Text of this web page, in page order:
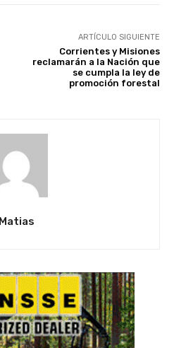
ARTÍCULO SIGUIENTE
Corrientes y Misiones
reclamarán a la Nación que
se cumpla la ley de
promoción forestal
Matias